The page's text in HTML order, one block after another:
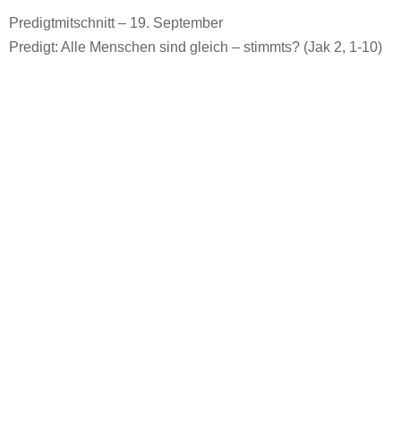
Predigtmitschnitt – 19. September
Predigt: Alle Menschen sind gleich – stimmts? (Jak 2, 1-10)